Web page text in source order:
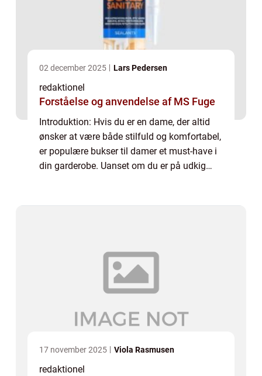
02 december 2025 Lars Pedersen
redaktionel
Forståelse og anvendelse af MS Fuge
Introduktion: Hvis du er en dame, der altid
ønsker at være både stilfuld og komfortabel,
er populære bukser til damer et must-have i
din garderobe. Uanset om du er på udkig
17 november 2025 Viola Rasmusen
redaktionel